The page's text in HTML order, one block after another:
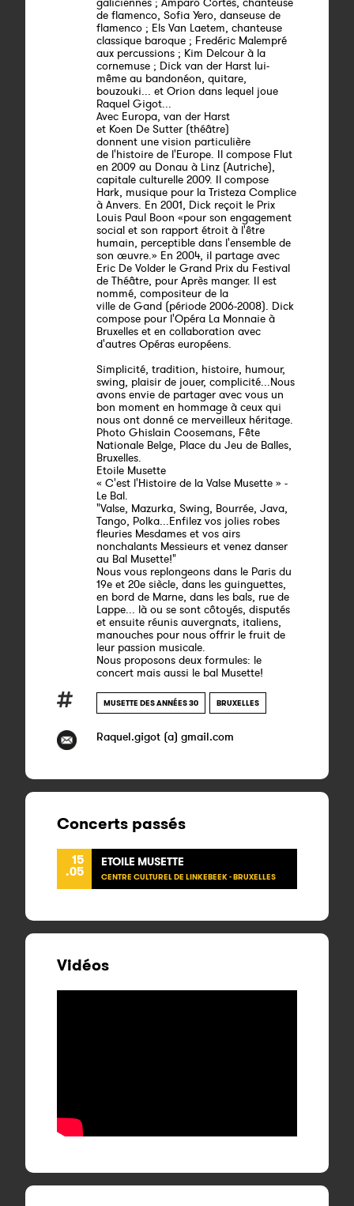
de flamenco, Sofia Yero, danseuse de
flamenco ; Els Van Laetem, chanteuse
classique baroque ; Fredéric Malempré
aux percussions ; Kim Delcour à la
cornemuse ; Dick van der Harst lui-
même au bandonéon, quitare,
bouzouki... et Orion dans lequel joue
Raquel Gigot...
Avec Europa, van der Harst
et Koen De Sutter (théâtre)
donnent une vision particulière
de l'histoire de l'Europe. Il compose Flut
en 2009 au Donau à Linz (Autriche),
capitale culturelle 2009. Il compose
Hark, musique pour la Tristeza Complice
à Anvers. En 2001, Dick reçoit le Prix
Louis Paul Boon «pour son engagement
social et son rapport étroit à l'être
humain, perceptible dans l'ensemble de
son œuvre.» En 2004, il partage avec
Eric De Volder le Grand Prix du Festival
de Théâtre, pour Après manger. Il est
nommé, compositeur de la
ville de Gand (période 2006-2008). Dick
compose pour l'Opéra La Monnaie à
Bruxelles et en collaboration avec
d'autres Opéras européens.
Simplicité, tradition, histoire, humour,
swing, plaisir de jouer, complicité...Nous
avons envie de partager avec vous un
bon moment en hommage à ceux qui
nous ont donné ce merveilleux héritage.
Photo Ghislain Coosemans, Fête
Nationale Belge, Place du Jeu de Balles,
Bruxelles.
Etoile Musette
« C'est l'Histoire de la Valse Musette » -
Le Bal.
"Valse, Mazurka, Swing, Bourrée, Java,
Tango, Polka...Enfilez vos jolies robes
fleuries Mesdames et vos airs
nonchalants Messieurs et venez danser
au Bal Musette!"
Nous vous replongeons dans le Paris du
19e et 20e siècle, dans les guinguettes,
en bord de Marne, dans les bals, rue de
Lappe... là ou se sont côtoyés, disputés
et ensuite réunis auvergnats, italiens,
manouches pour nous offrir le fruit de
leur passion musicale.
Nous proposons deux formules: le
concert mais aussi le bal Musette!
MUSETTE DES ANNÉES 30 BRUXELLES
Raquel.gigot (a) gmail.com
Concerts passés
15
.05
ETOILE MUSETTE
CENTRE CULTUREL DE LINKEBEEK - BRUXELLES
Vidéos